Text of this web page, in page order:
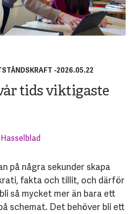
-2026.05.22
tids viktigaste
på några sekunder skapa
fakta och tillit, och därför
så mycket mer än bara ett
schemat. Det behöver bli ett